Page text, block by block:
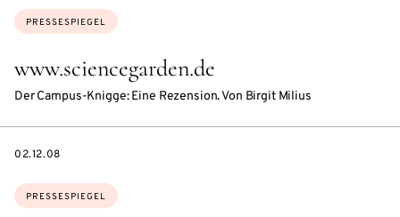
www.sciencegarden.de
Der Campus-Knigge: Eine Rezension. Von Birgit Milius
Themen:
PRESSESPIEGEL
Themen:
PRESSESPIEGEL
DATE
02.12.08